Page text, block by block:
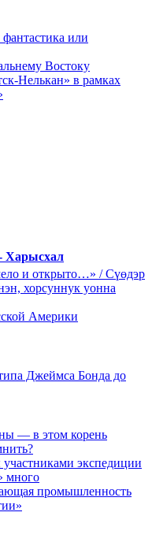
или
Востоку
Нелькан» в рамках
Харысхал
и открыто…» / Сүөдэр
хорсуннук уонна
Америки
Джеймса Бонда до
— в этом корень
экспедиции
много
промышленность